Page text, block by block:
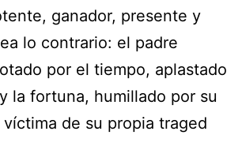
ganador, presente y
lo contrario: el padre
por el tiempo, aplastado
la fortuna, humillado por su
de su propia traged